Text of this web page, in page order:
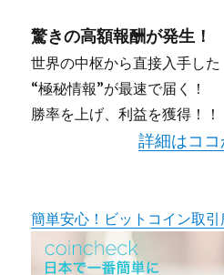
驚きの高額報酬が発生！
世界の中枢から直接入手した
“極秘情報”が最速で届く！
勝率を上げ、利益を獲得！！
詳細はココ
簡単安心！ビットコイン取